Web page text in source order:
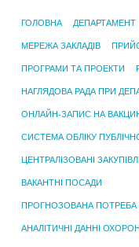
ГОЛОВНА ДЕПАРТАМЕНТ
МЕРЕЖА ЗАКЛАДІВ
ПРОГРАМИ ТА ПРОЕКТИ
НАГЛЯДОВА РАДА ПРИ
ОНЛАЙН-ЗАПИС НА
СИСТЕМА ОБЛІКУ
ЦЕНТРАЛІЗОВАНІ
ВАКАНТНІ ПОСАДИ
ПРОГНОЗОВАНА
АНАЛІТИЧНІ ДАННІ